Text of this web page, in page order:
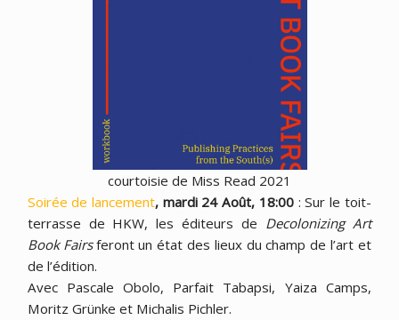
courtoisie de Miss Read 2021
Soirée de lancement, mardi 24 Août, 18:00 : Sur le toit-
terrasse de HKW, les éditeurs de Decolonizing Art
Book Fairsferont un état des lieux du champ de l’art et
de l’édition.
Avec Pascale Obolo, Parfait Tabapsi, Yaiza Camps,
Moritz Grünke et Michalis Pichler.